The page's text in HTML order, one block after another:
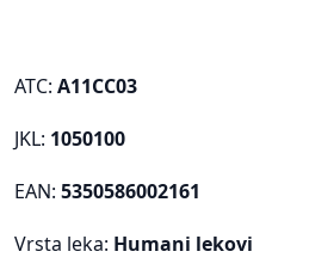
ATC: A11CC03
JKL: 1050100
EAN: 5350586002161
Vrsta leka: Humani lekovi